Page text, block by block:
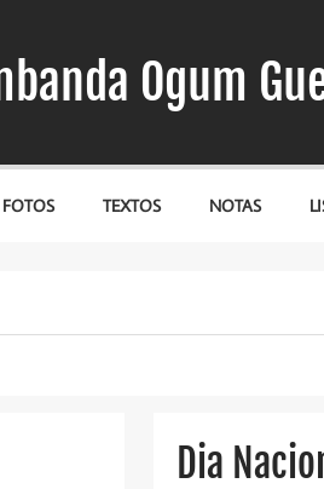
Ogum
FOTOS TEXTOS NOTAS
Dia